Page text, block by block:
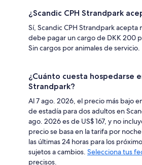
¿Scandic CPH Strandpark
Sí, Scandic CPH Strandpark acepta
debe pagar un cargo de DKK 200
Sin cargos por animales de servicio.
¿Cuánto cuesta hospedarse
Strandpark?
Al 7 ago. 2026, el precio más bajo
de estadía para dos adultos en
ago. 2026 es de US$ 167, y no
precio se basa en la tarifa por
las últimas 24 horas para los
sujetos a cambios. Selecciona tus
precisos.